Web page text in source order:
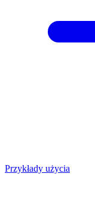
Przykłady użycia